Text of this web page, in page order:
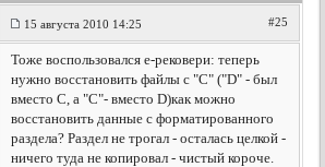
15 августа 2010 14:25 #25
Тоже воспользовался е-рековери: теперь
нужно восстановить файлы с "C" ("D" - был
вместо C, а "С"- вместо D)как можно
восстановить данные с форматированного
раздела? Раздел не трогал - осталась целкой -
ничего туда не копировал - чистый короче.